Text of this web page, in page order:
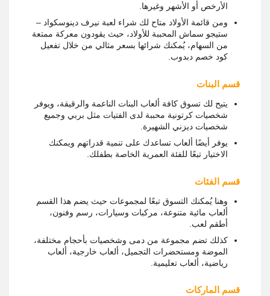
الأرخص أو الأشهر وغيرها.
ومن قائمة الأولاد متاح لك شراء لعبة نيرف دينوسكواد –
ستيجو سماش المحببة للأولاد، حيث يقودون معركة ممتعة
من السهام، يُمكنك شرائها بسعر مثالي من خلال تفعيل
كود خصم دبدوب.
قسم البنات
يتيح لك تسوق كافة ألعاب البنات الناعمة والرقيقة، ويوفر
شخصيات كرتونية محببة لدى الفتيات مثل بربي وجميع
شخصيات ديزني الشهيرة.
يوفر أيضًا ألعاب تساعدك على تنمية قدراتهم ويمكنك
الاختيار تبعًا للفئة العمرية الخاصة بطفلك.
قسم الفئات
وهنا يُمكنك التسوق تبعًا لمجموعات حيث يضم هذا القسم
ألعاب مائية متنوعة، مركبات وسيارات، رسم وفنون،
أطقم لعب.
كذلك تضم مجموعة من دمى وشخصيات بأحجام مختلفة،
الموضة ومستحضرات التجميل، ألعاب خارجية، ألعاب
رياضية، ألعاب تعليمية.
قسم الماركات